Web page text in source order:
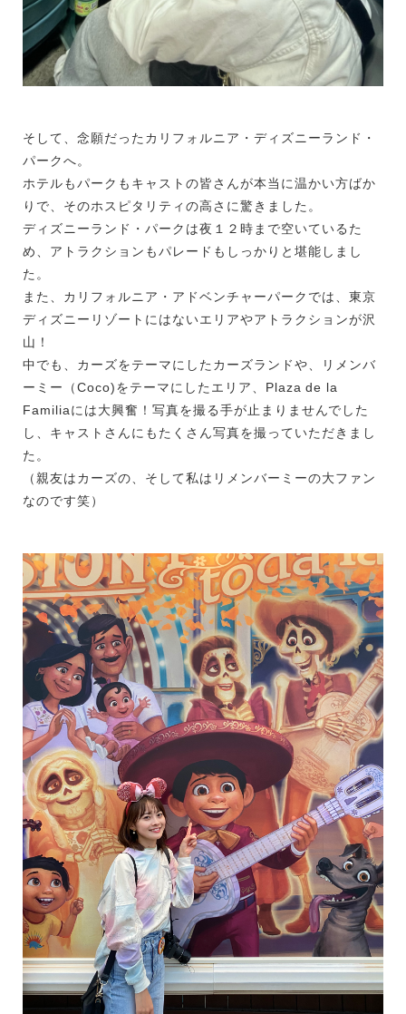
そして、念願だったカリフォルニア・ディズニーランド・
パークへ。
ホテルもパークもキャストの皆さんが本当に温かい方ばか
りで、そのホスピタリティの高さに驚きました。
ディズニーランド・パークは夜１２時まで空いているた
め、アトラクションもパレードもしっかりと堪能しまし
た。
また、カリフォルニア・アドベンチャーパークでは、東京
ディズニーリゾートにはないエリアやアトラクションが沢
山！
中でも、カーズをテーマにしたカーズランドや、リメンバ
ーミー（Coco)をテーマにしたエリア、Plaza de la
Familiaには大興奮！写真を撮る手が止まりませんでした
し、キャストさんにもたくさん写真を撮っていただきまし
た。
（親友はカーズの、そして私はリメンバーミーの大ファン
なのです笑）